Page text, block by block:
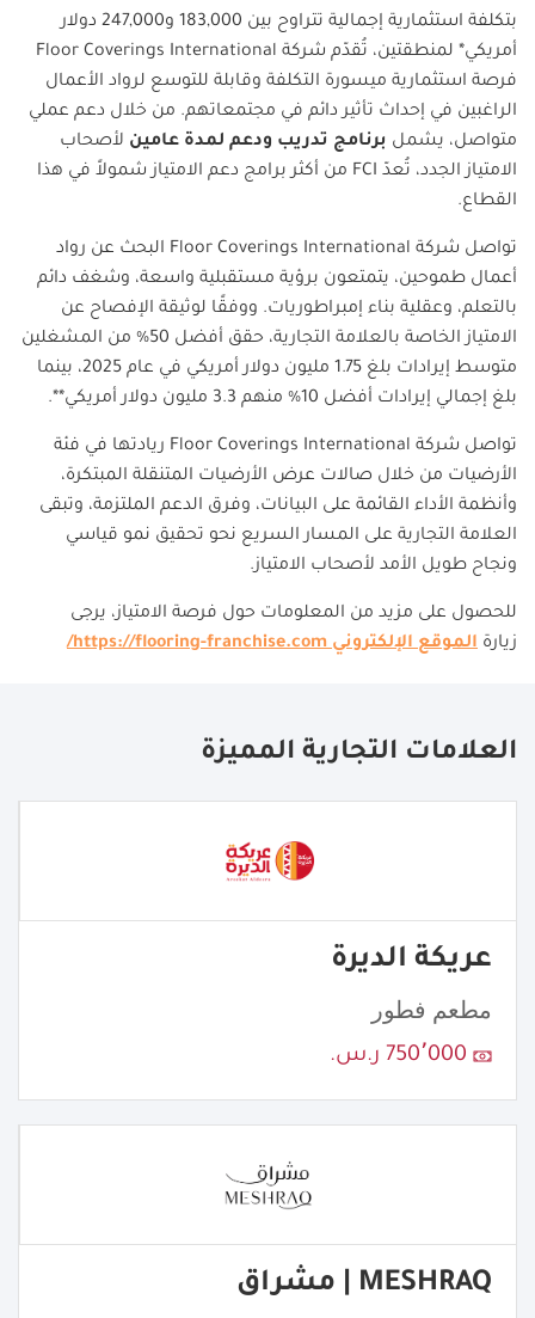
بتكلفة استثمارية إجمالية تتراوح بين 183,000 و247,000 دولار
أمريكي* لمنطقتين، تُقدّم شركة
فرصة استثمارية ميسورة التكلفة وقابلة للتوسع لرواد الأعمال
الراغبين في إحداث تأثير دائم في مجتمعاتهم. من خلال دعم عملي
متواصل، يشمل برنامج تدريب ودعم لمدة عامين لأصحاب
الامتياز الجدد، تُعدّ
من أكثر برامج دعم الامتياز شمولاً في هذا
القطاع.
تواصل شركة
البحث عن رواد
أعمال طموحين، يتمتعون برؤية مستقبلية واسعة، وشغف دائم
بالتعلم، وعقلية بناء إمبراطوريات. ووفقًا لوثيقة الإفصاح عن
الامتياز الخاصة بالعلامة التجارية، حقق أفضل 50% من المشغلين
متوسط ​​إيرادات بلغ 1.75 مليون دولار أمريكي في عام 2025، بينما
بلغ إجمالي إيرادات أفضل 10% منهم 3.3 مليون دولار أمريكي
**.
تواصل شركة
ريادتها في فئة
الأرضيات من خلال صالات عرض الأرضيات المتنقلة المبتكرة،
وأنظمة الأداء القائمة على البيانات، وفرق الدعم الملتزمة، وتبقى
العلامة التجارية على المسار السريع نحو تحقيق نمو قياسي
ونجاح طويل الأمد لأصحاب الامتياز.
للحصول على مزيد من المعلومات حول فرصة الامتياز، يرجى
زيارة الموقع الإلكترونيhttps://flooring-franchise.com/
العلامات التجارية المميزة
عريكة الديرة
مطعم فطور
750٬000 ر.س.
MESHRAQ | مشراق